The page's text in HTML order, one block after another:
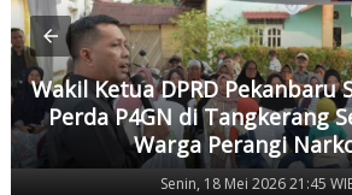
Wakil Ketua DPRD Pekanbaru
Perda P4GN di Tangkerang
Warga Perangi
Senin, 18 Mei 2026 21:45